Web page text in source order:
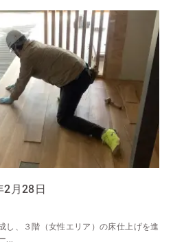
月28日
し、３階（女性エリア）の床仕上げを進
...